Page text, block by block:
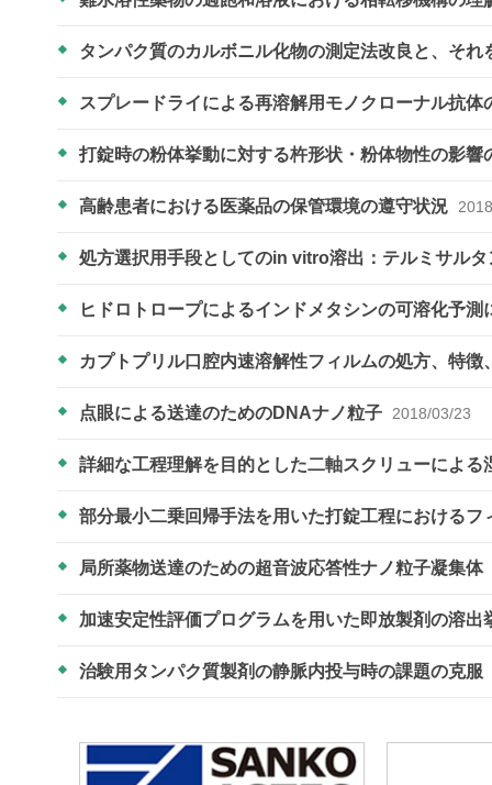
タンパク質のカルボニル化物の測定法改良と、そ
スプレードライによる再溶解用モノクローナル抗
打錠時の粉体挙動に対する杵形状・粉体物性の影響
高齢患者における医薬品の保管環境の遵守状況
処方選択用手段としてのin vitro溶出：テルミサル
ヒドロトロープによるインドメタシンの可溶化予
カプトプリル口腔内速溶解性フィルムの処方、特
点眼による送達のためのDNAナノ粒子 2018/03/23
詳細な工程理解を目的とした二軸スクリューによ
部分最小二乗回帰手法を用いた打錠工程における
局所薬物送達のための超音波応答性ナノ粒子凝集体
加速安定性評価プログラムを用いた即放製剤の溶
治験用タンパク質製剤の静脈内投与時の課題の克服